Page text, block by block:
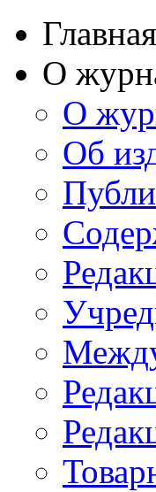
Главная
О
О
Об